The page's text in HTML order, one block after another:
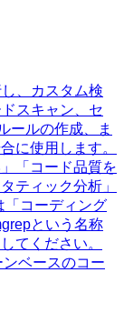
、カスタム検
スキャン、セ
ールの作成、ま
に使用します。
「コード品質を
ティック分析」
「コーディング
という名称
てください。
ベースのコー